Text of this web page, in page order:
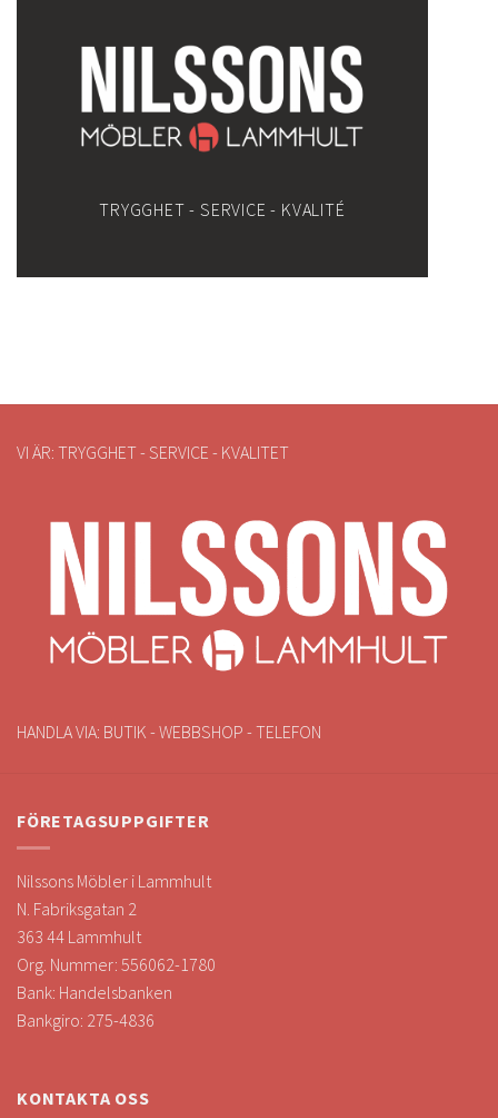
TRYGGHET - SERVICE - KVALITÉ
VI ÄR: TRYGGHET - SERVICE - KVALITET
HANDLA VIA: BUTIK - WEBBSHOP - TELEFON
FÖRETAGSUPPGIFTER
Nilssons Möbler i Lammhult
N. Fabriksgatan 2
363 44 Lammhult
Org. Nummer: 556062-1780
Bank: Handelsbanken
Bankgiro: 275-4836
KONTAKTA OSS